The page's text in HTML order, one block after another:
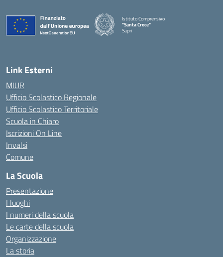
Istituto Comprensivo
"Santa Croce"
Sapri
— Visita la pagina iniziale della scuola
Link Esterni
MIUR
Ufficio Scolastico Regionale
Ufficio Scolastico Territoriale
Scuola in Chiaro
Iscrizioni On Line
Invalsi
Comune
La Scuola
Presentazione
I luoghi
I numeri della scuola
Le carte della scuola
Organizzazione
La storia